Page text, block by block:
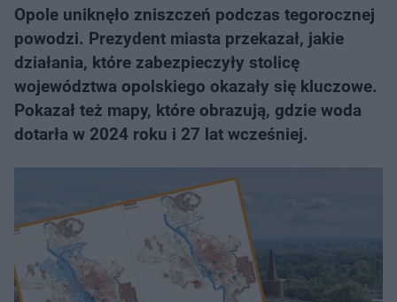
Opole uniknęło zniszczeń podczas tegorocznej
powodzi. Prezydent miasta przekazał, jakie
działania, które zabezpieczyły stolicę
województwa opolskiego okazały się kluczowe.
Pokazał też mapy, które obrazują, gdzie woda
dotarła w 2024 roku i 27 lat wcześniej.